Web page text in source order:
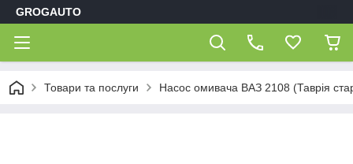
GROGAUTO
Товари та послуги Насос омивача ВАЗ 2108 (Таврія